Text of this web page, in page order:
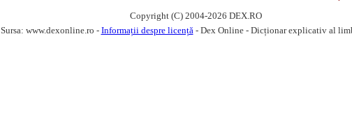
Copyright (C) 2004-2026 DEX.RO
Sursa: www.dexonline.ro - Informații despre licență - Dex Online - Dicționar explicativ al